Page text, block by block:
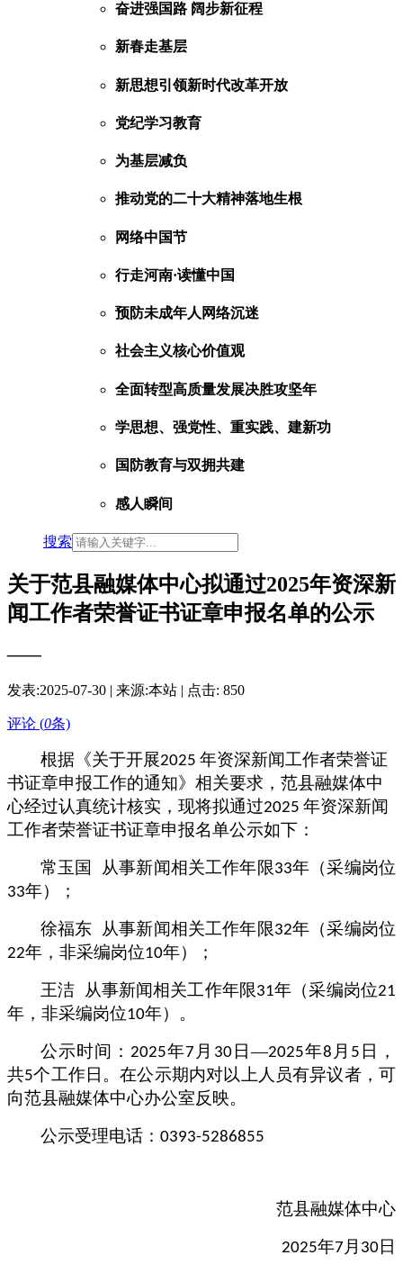
奋进强国路 阔步新征程
新春走基层
新思想引领新时代改革开放
党纪学习教育
为基层减负
推动党的二十大精神落地生根
网络中国节
行走河南·读懂中国
预防未成年人网络沉迷
社会主义核心价值观
全面转型高质量发展决胜攻坚年
学思想、强党性、重实践、建新功
国防教育与双拥共建
感人瞬间
搜索
关于范县融媒体中心拟通过2025年资深新
闻工作者荣誉证书证章申报名单的公示
——
发表:2025-07-30 | 来源:本站 | 点击: 850
评论 (0条)
根据《关于开展2025 年资深新闻工作者荣誉证
书证章申报工作的通知》 相关要求，范县融媒体中
心经过认真统计核实，现将拟通过2025 年资深新闻
工作者荣誉证书证章申报名单公示如下：
常玉国
从事新闻相关工作年限33年（采编岗位
33年）；
徐福东
从事新闻相关工作年限32年（采编岗位
22年，非采编岗位10年）；
王洁 从事新闻相关工作年限31年（采编岗位21
年，非采编岗位10年）。
公示时间
：2025年7 月 30日—2025年8 月 5 日
，
共5个工作日 。在公示期内对以上人员有异议者，可
向范县融媒体中心办公室反映。
公示受理电话 ：0393-5286855
范县融媒体中心
2025年7 月 30 日